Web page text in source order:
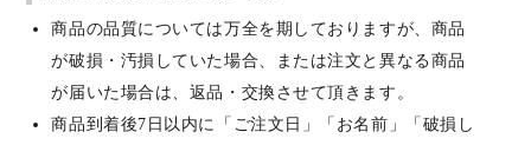
商品の品質については万全を期しておりますが、商品
が破損・汚損していた場合、または注文と異なる商品
が届いた場合は、返品・交換させて頂きます。
商品到着後7日以内に「ご注文日」「お名前」「破損し